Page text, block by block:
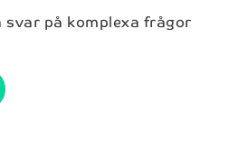
svar på komplexa frågor